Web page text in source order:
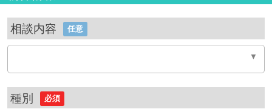
相談内容 任意
種別 必須